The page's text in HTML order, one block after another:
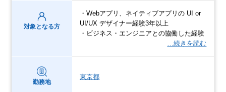
対象となる方
・Webアプリ、ネイティブアプリの UI or
UI/UX デザイナー経験3年以上
・ビジネス・エンジニアとの協働した経験
…続きを読む
勤務地
東京都